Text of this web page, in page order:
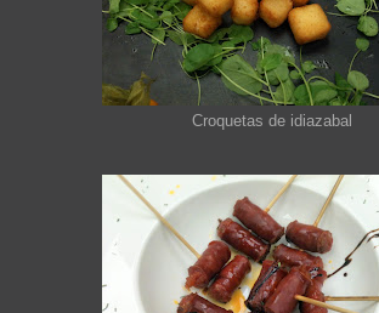
Croquetas de idiazabal